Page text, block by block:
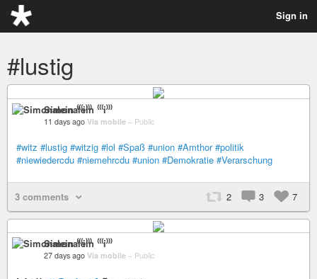
Sign in
#lustig
Simonalein ⁽⁽⁽i⁾⁾⁾
11 days ago Via mobile – Public
#witz #lustig #witzig #lol #Spaß #union #Amthor #politik
#niewiedercdu #niemehrcdu #union #Demokratie #Verarschung
3 comments 2 3 7
Simonalein ⁽⁽⁽i⁾⁾⁾
27 days ago Via mobile – Public